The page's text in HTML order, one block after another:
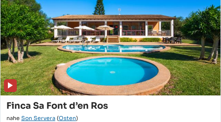
Finca Sa Font d’en Ros
nahe Son Servera (Osten)